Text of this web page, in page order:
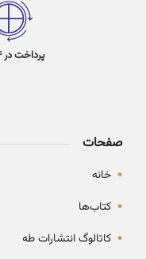
پرداخت در 4 قسط
صفحات
• خانه
• کتاب‌ها
• کاتالوگ انتشارات طه